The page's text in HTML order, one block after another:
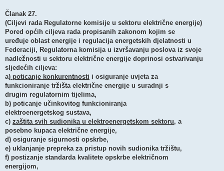
Članak 27.
(Ciljevi rada Regulatorne komisije u sektoru električne energije)
Pored općih ciljeva rada propisanih zakonom kojim se
uređuje oblast energije i regulacija energetskih djelatnosti u
Federaciji, Regulatorna komisija u izvršavanju poslova iz svoje
nadležnosti u sektoru električne energije doprinosi ostvarivanju
sljedećih ciljeva:
a) poticanje konkurentnosti i osiguranje uvjeta za
funkcioniranje tržišta električne energije u suradnji s
drugim regulatornim tijelima,
b) poticanje učinkovitog funkcioniranja
elektroenergetskog sustava,
c) zaštita svih sudionika u elektroenergetskom sektoru, a
posebno kupaca električne energije,
d) osiguranje sigurnosti opskrbe,
e) uklanjanje prepreka za pristup novih sudionika tržištu,
f) postizanje standarda kvalitete opskrbe električnom
energijom,